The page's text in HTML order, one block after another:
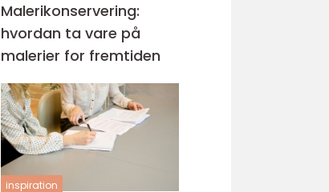
Malerikonservering:
hvordan ta vare på
malerier for fremtiden
inspiration